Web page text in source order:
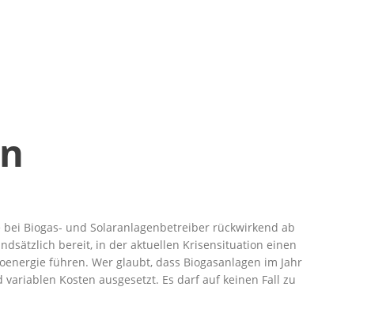
Biogas- und Solaranlagenbetreiber rückwirkend ab
bereit, in der aktuellen Krisensituation einen
führen. Wer glaubt, dass Biogasanlagen im Jahr
Kosten ausgesetzt. Es darf auf keinen Fall zu